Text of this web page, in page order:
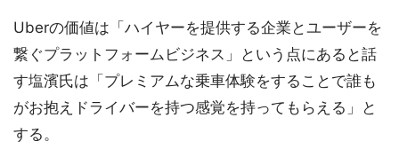
Uberの価値は「ハイヤーを提供する企業とユーザーを
繋ぐプラットフォームビジネス」という点にあると話
す塩濱氏は「プレミアムな乗車体験をすることで誰も
がお抱えドライバーを持つ感覚を持ってもらえる」と
する。